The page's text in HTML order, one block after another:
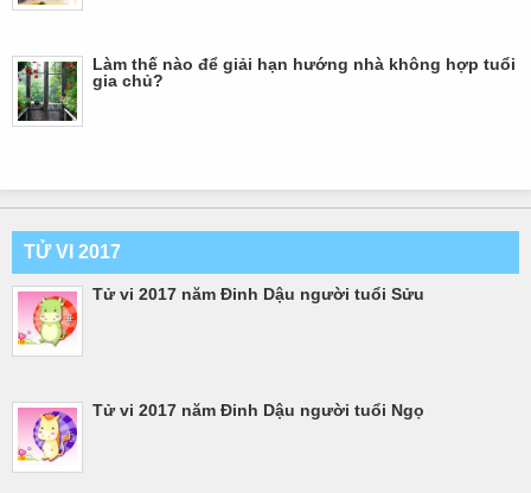
Làm thế nào để giải hạn hướng nhà không hợp tuổi
gia chủ?
TỬ VI 2017
Tử vi 2017 năm Đinh Dậu người tuổi Sửu
Tử vi 2017 năm Đinh Dậu người tuổi Ngọ